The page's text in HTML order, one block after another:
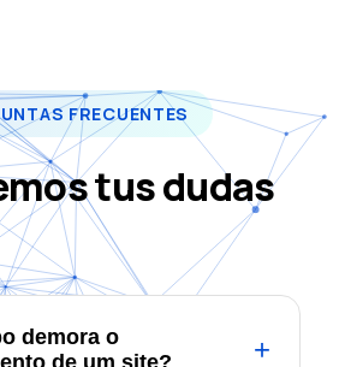
FRECUENTES
tus dudas
demora o
de um site?
+